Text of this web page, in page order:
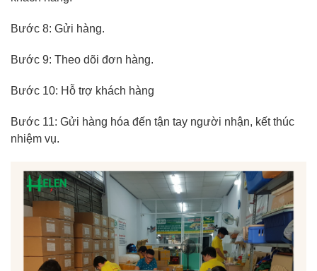
Bước 8: Gửi hàng.
Bước 9: Theo dõi đơn hàng.
Bước 10: Hỗ trợ khách hàng
Bước 11: Gửi hàng hóa đến tận tay người nhận, kết thúc
nhiệm vụ.